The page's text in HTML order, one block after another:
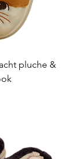
pluche &